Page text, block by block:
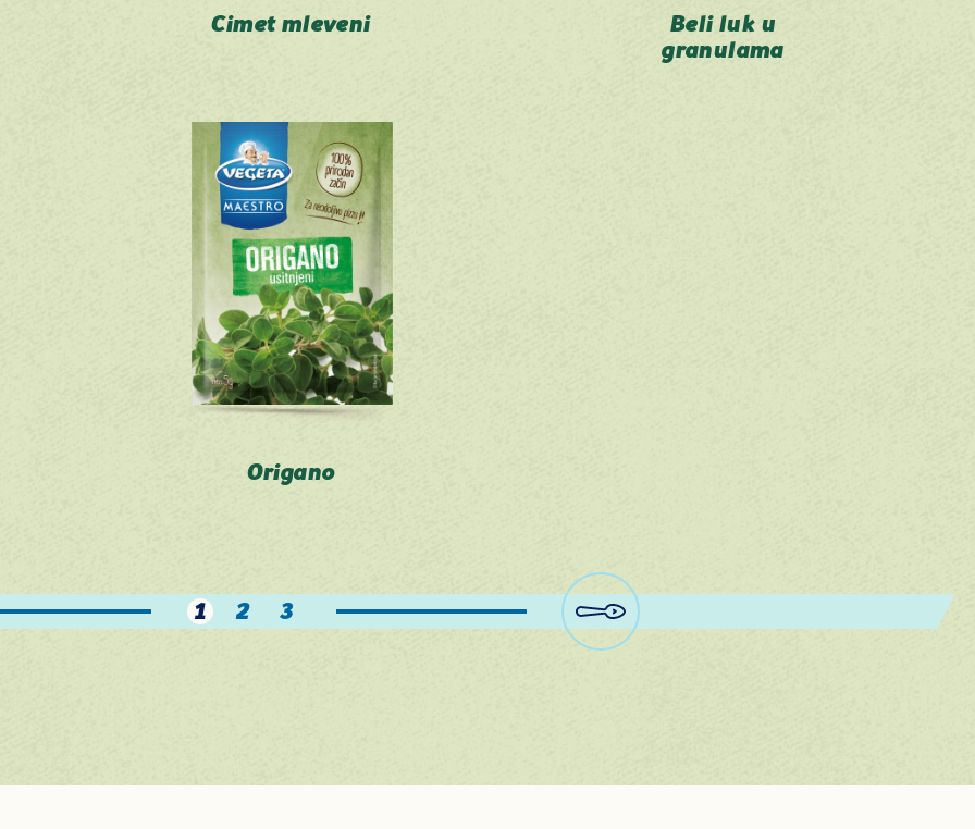
Cimet mleveni
Beli luk u
granulama
Origano
1 2 3